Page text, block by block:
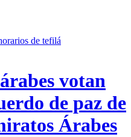
de tefilá
votan
de paz de
Árabes